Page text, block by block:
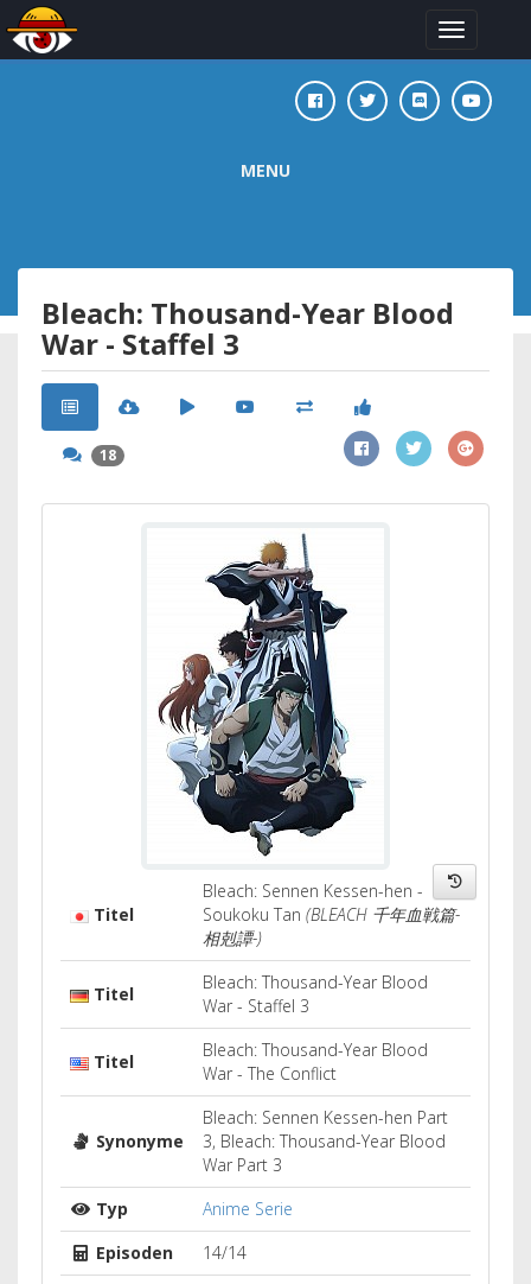
Toggle
navigation
MENU
Bleach: Thousand-Year Blood
War - Staffel 3
18
Titel
Bleach: Sennen Kessen-hen -
Soukoku Tan (BLEACH 千年血戦篇-
相剋譚-)
Titel
Bleach: Thousand-Year Blood
War - Staffel 3
Titel
Bleach: Thousand-Year Blood
War - The Conflict
Synonyme
Bleach: Sennen Kessen-hen Part
3, Bleach: Thousand-Year Blood
War Part 3
Typ
Anime Serie
Episoden
14/14